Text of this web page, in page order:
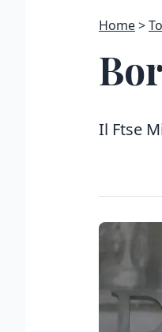
Home
Il Ftse